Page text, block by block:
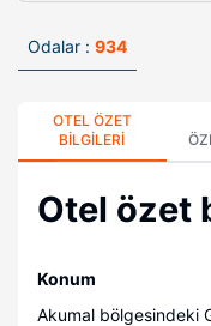
Odalar : 934
OTEL ÖZET
BILGILERI
Otel özet
Konum
Akumal bölgesindeki